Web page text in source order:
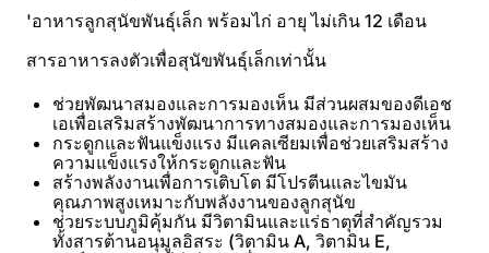
'อาหารลูกสุนัขพันธุ์เล็ก พร้อมไก่ อายุ ไม่เกิน 12 เดือน
สารอาหารลงตัวเพื่อสุนัขพันธุ์เล็กเท่านั้น
ช่วยพัฒนาสมองและการมองเห็น มีส่วนผสมของดีเอช
เอเพื่อเสริมสร้างพัฒนาการทางสมองและการมองเห็น
กระดูกและฟันแข็งแรง มีแคลเซียมเพื่อช่วยเสริมสร้าง
ความแข็งแรงให้กระดูกและฟัน
สร้างพลังงานเพื่อการเติบโต มีโปรตีนและไขมัน
คุณภาพสูงเหมาะกับพลังงานของลูกสุนัข
ช่วยระบบภูมิคุ้มกัน มีวิตามินและแร่ธาตุที่สำคัญรวม
ทั้งสารต้านอนุมูลอิสระ (วิตามิน A, วิตามิน E,